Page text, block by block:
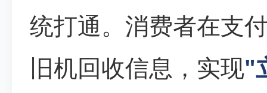
统打通。消费者在支
旧机回收信息，实现"